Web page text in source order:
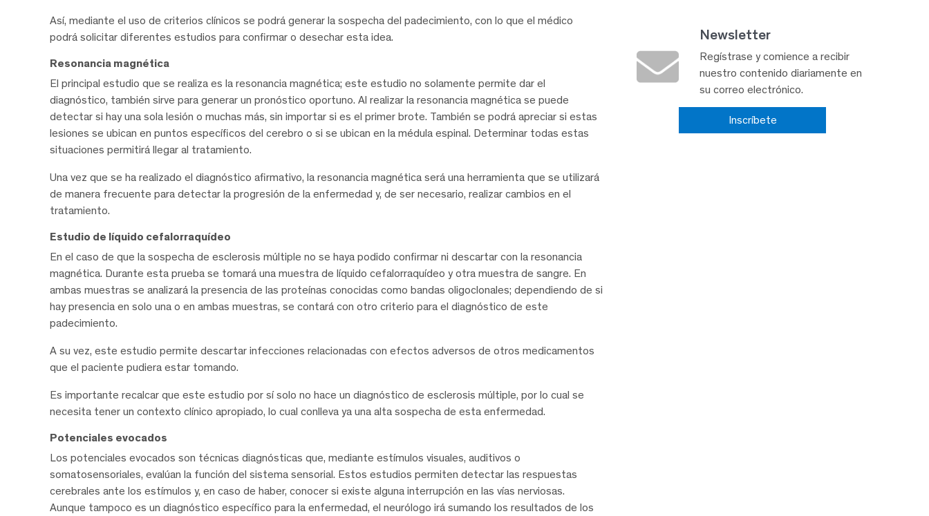
Así, mediante el uso de criterios clínicos se podrá generar la sospecha del padecimiento, con lo que el médico
podrá solicitar diferentes estudios para confirmar o desechar esta idea.
Resonancia magnética
El principal estudio que se realiza es la resonancia magnética; este estudio no solamente permite dar el
diagnóstico, también sirve para generar un pronóstico oportuno. Al realizar la resonancia magnética se puede
detectar si hay una sola lesión o muchas más, sin importar si es el primer brote. También se podrá apreciar si estas
lesiones se ubican en puntos específicos del cerebro o si se ubican en la médula espinal. Determinar todas estas
situaciones permitirá llegar al tratamiento.
Una vez que se ha realizado el diagnóstico afirmativo, la resonancia magnética será una herramienta que se utilizará
de manera frecuente para detectar la progresión de la enfermedad y, de ser necesario, realizar cambios en el
tratamiento.
Estudio de líquido cefalorraquídeo
En el caso de que la sospecha de esclerosis múltiple no se haya podido confirmar ni descartar con la resonancia
magnética. Durante esta prueba se tomará una muestra de líquido cefalorraquídeo y otra muestra de sangre. En
ambas muestras se analizará la presencia de las proteínas conocidas como bandas oligoclonales; dependiendo de si
hay presencia en solo una o en ambas muestras, se contará con otro criterio para el diagnóstico de este
padecimiento.
A su vez, este estudio permite descartar infecciones relacionadas con efectos adversos de otros medicamentos
que el paciente pudiera estar tomando.
Es importante recalcar que este estudio por sí solo no hace un diagnóstico de esclerosis múltiple, por lo cual se
necesita tener un contexto clínico apropiado, lo cual conlleva ya una alta sospecha de esta enfermedad.
Potenciales evocados
Los potenciales evocados son técnicas diagnósticas que, mediante estímulos visuales, auditivos o
somatosensoriales, evalúan la función del sistema sensorial. Estos estudios permiten detectar las respuestas
cerebrales ante los estímulos y, en caso de haber, conocer si existe alguna interrupción en las vías nerviosas.
Aunque tampoco es un diagnóstico específico para la enfermedad, el neurólogo irá sumando los resultados de los
Newsletter
Regístrase y comience a recibir
nuestro contenido diariamente en
su correo electrónico.
Inscríbete